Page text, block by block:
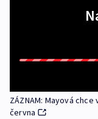
ZÁZNAM: Mayová
června